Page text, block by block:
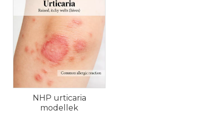
NHP urticaria
modellek